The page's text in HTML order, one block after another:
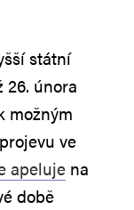
státní
26. února
možným
ve
apeluje na
době